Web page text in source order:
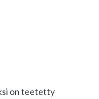
on teetetty